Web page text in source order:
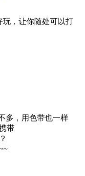
玩，让你随处可以打
多，用色带也一样
带